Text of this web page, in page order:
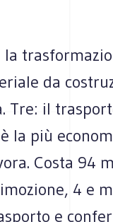
da
Tre: il
la più
Costa 94
4 e
e